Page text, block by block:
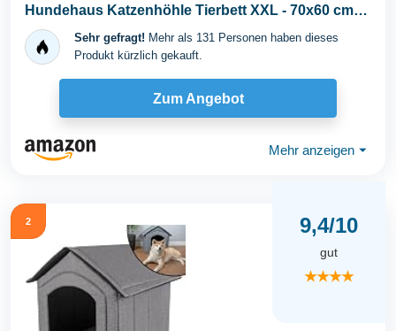
Hundehaus Katzenhöhle Tierbett XXL - 70x60 cm
Graphit...Sehr gefragt! Mehr als 131 Personen haben dieses
Produkt kürzlich gekauft.
Zum Angebot
Mehr anzeigen ⏷
2 9,4/10
gut
★★★★